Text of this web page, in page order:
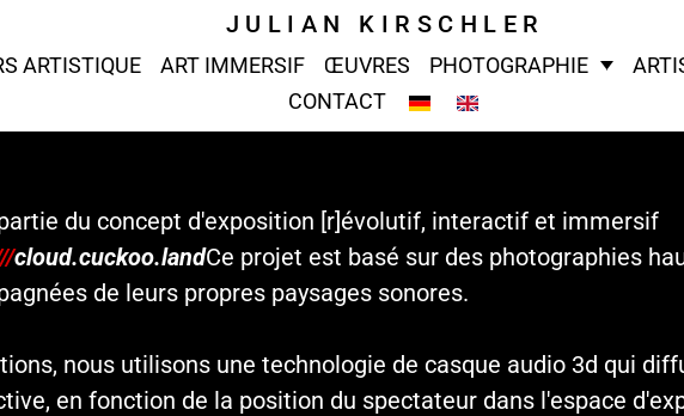
JULIAN KIRSCHLER
ARTISTIQUE ART IMMERSIF ŒUVRES PHOTOGRAPHIE
CONTACT
du concept d'exposition [r]évolutif, interactif et immersif
cloud.cuckoo.landCe projet est basé sur des photographies
de leurs propres paysages sonores.
nous utilisons une technologie de casque audio 3d qui
en fonction de la position du spectateur dans l'espace